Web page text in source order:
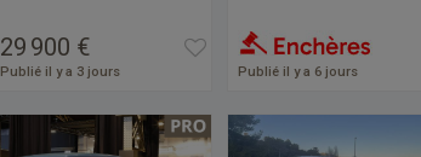
29 900 €
Publié il y a 3 jours Publié il y a 6 jours